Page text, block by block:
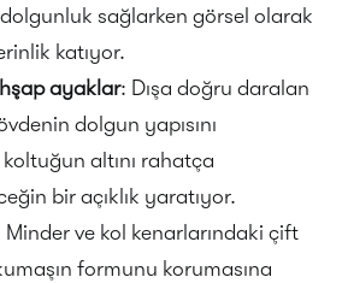
sağlarken görsel olarak
katıyor.
ayaklar: Dışa doğru daralan
dolgun yapısını
altını rahatça
bir açıklık yaratıyor.
Minder ve kol kenarlarındaki çift
formunu korumasına